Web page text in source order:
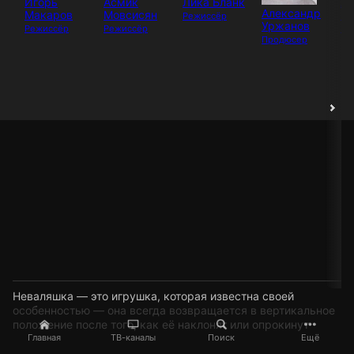
Главная ТВ-каналы Поиск Ещё
Макаров
Режиссёр
Мовсисян
Режиссёр
Режиссёр
Александр
Уржанов
Продюсер
Неваляшка — это игрушка, которая известна своей
особенностью — она всегда возвращается в вертикальное
положение после того, как её наклонят или опрокинут